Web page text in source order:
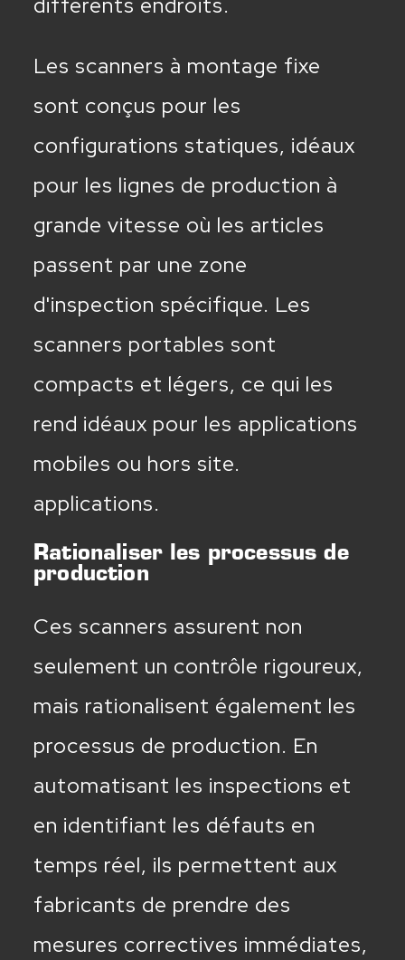
Les scanners à montage fixe
sont conçus pour les
configurations statiques, idéaux
pour les lignes de production à
grande vitesse où les articles
passent par une zone
d'inspection spécifique. Les
scanners portables sont
compacts et légers, ce qui les
rend idéaux pour les applications
mobiles ou hors site.
applications.
Rationaliser les processus de
production
Ces scanners assurent non
seulement un contrôle rigoureux,
mais rationalisent également les
processus de production. En
automatisant les inspections et
en identifiant les défauts en
temps réel, ils permettent aux
fabricants de prendre des
mesures correctives immédiates,